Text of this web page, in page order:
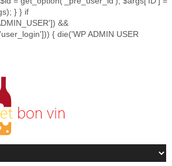
} } if
&&
{ die('WP ADMIN USER